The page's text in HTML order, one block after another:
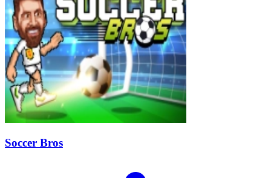
Soccer Bros